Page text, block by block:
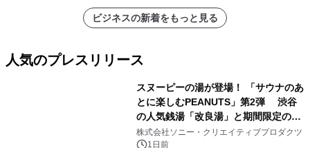
ビジネスの新着をもっと見る
人気のプレスリリース
スヌーピーの湯が登場！ 「サウナのあ
とに楽しむPEANUTS」第2弾 渋谷
の人気銭湯「改良湯」と期間限定のコ
ラボレーション サウナイキタイコラ
ボグッズも発売決定！
株式会社ソニー・クリエイティブプロダクツ
1日前